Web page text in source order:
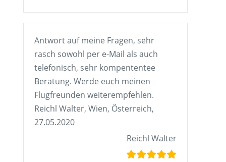
Antwort auf meine Fragen, sehr
rasch sowohl per e-Mail als auch
telefonisch, sehr kompententee
Beratung. Werde euch meinen
Flugfreunden weiterempfehlen.
Reichl Walter, Wien, Österreich,
27.05.2020
Reichl Walter